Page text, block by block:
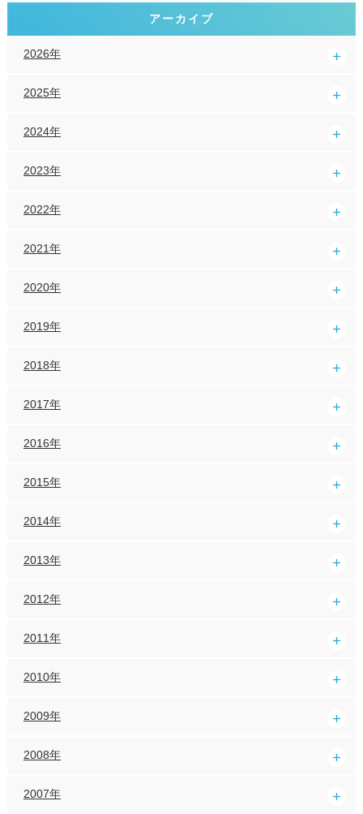
アーカイブ
2026年
2025年
2024年
2023年
2022年
2021年
2020年
2019年
2018年
2017年
2016年
2015年
2014年
2013年
2012年
2011年
2010年
2009年
2008年
2007年